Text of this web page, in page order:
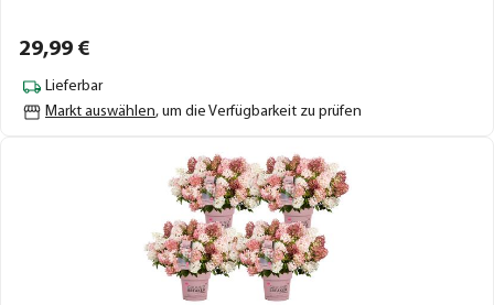
29,99 €
Lieferbar
Markt auswählen, um die Verfügbarkeit zu prüfen